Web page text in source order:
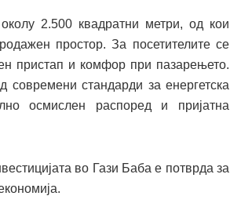
2.500 квадратни метри, од кои
простор. За посетителите се
пристап и комфор при пазарењето.
современи стандарди за енергетска
осмислен распоред и пријатна
во Гази Баба е потврда за